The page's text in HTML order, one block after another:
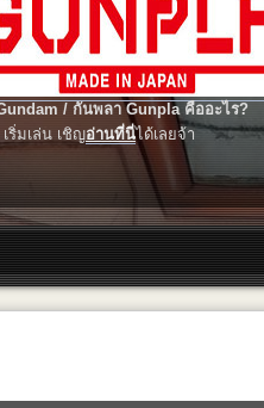
/ กันพลา Gunpla คืออะไร?
ริ่มเล่น เชิญอ่านที่นี่ได้เลยจ้า